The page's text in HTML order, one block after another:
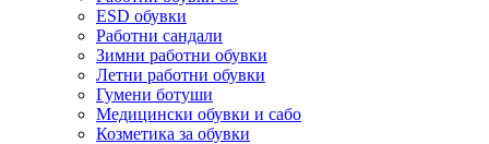
ESD обувки
Работни сандали
Зимни работни обувки
Летни работни обувки
Гумени ботуши
Медицински обувки и сабо
Козметика за обувки